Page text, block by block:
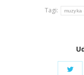
Tagi: muzyka